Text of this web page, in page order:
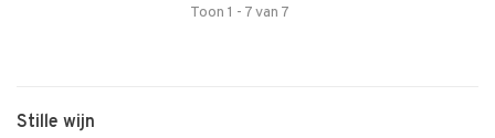
Toon 1 - 7 van 7
Stille wijn